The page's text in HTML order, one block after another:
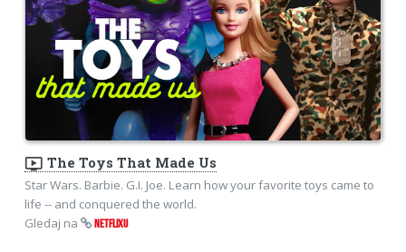
ondemand_video The Toys That Made Us
Star Wars. Barbie. G.I. Joe. Learn how your favorite toys came to
life -- and conquered the world.
Gledaj na
NETFLIXU